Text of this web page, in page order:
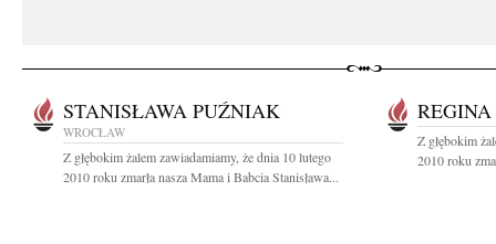
STANISŁAWA PUŹNIAK
WROCŁAW
Z głębokim żalem zawiadamiamy, że dnia 10 lutego
2010 roku zmarła nasza Mama i Babcia Stanisława...
Z głębokim
2010 roku